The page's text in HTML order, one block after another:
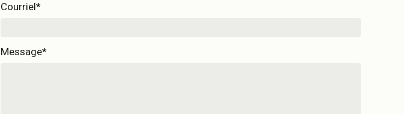
Courriel
Message